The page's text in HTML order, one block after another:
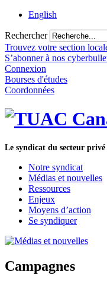
English
Rechercher
Trouvez votre section
S’abonner à nos
Connexion
Bourses d'études
Coordonnées
Le syndicat du secteur
Notre syndicat
Médias et nouvelles
Ressources
Enjeux
Moyens d’action
Se syndiquer
Campagnes